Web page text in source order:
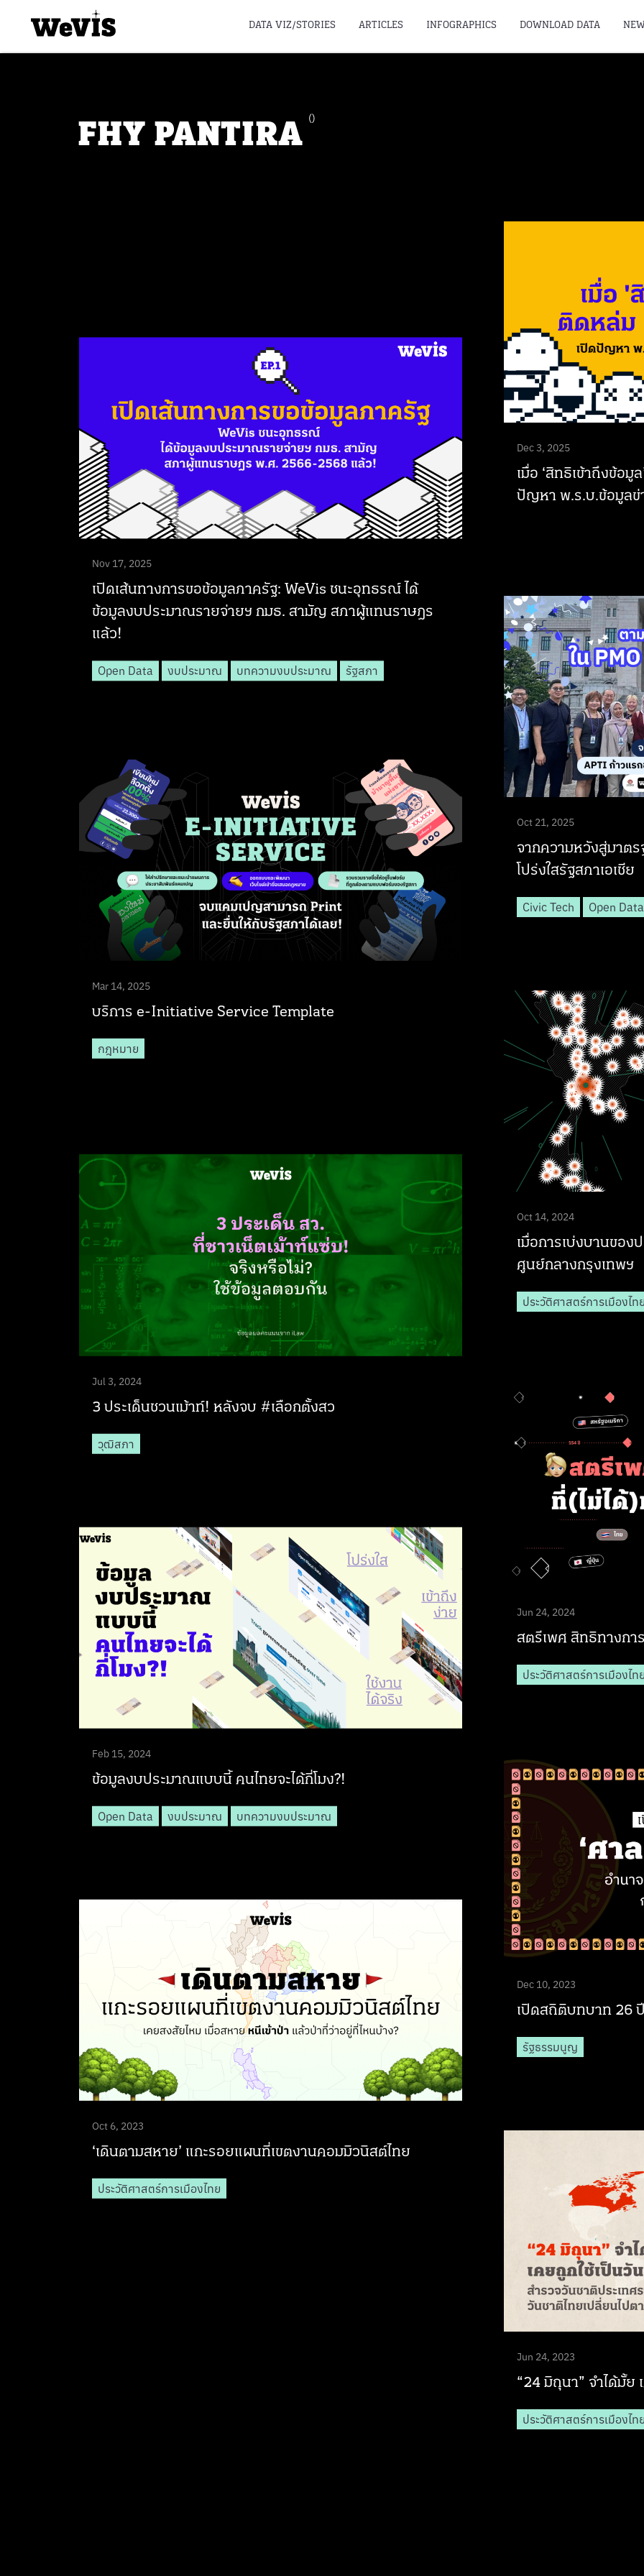
DATA VIZ/STORIES ARTICLES INFOGRAPHICS DOWNLOAD DATA
FHY PANTIRA ()
Dec 3, 2025
เมื่อ ‘สิทธิเข้าถึงข้อ
ปัญหา พ.ร.บ.ข้อมูลข่
Nov 17, 2025
เปิดเส้นทางการขอข้อมูลภาครัฐ: WeVis ชนะอุทธรณ์ ได้
ข้อมูลงบประมาณรายจ่ายฯ กมธ. สามัญ สภาผู้แทนราษฎร
แล้ว!
Open Data งบประมาณ บทความงบประมาณ รัฐสภา
Oct 21, 2025
จากความหวังสู่มาต
โปร่งใสรัฐสภาเอเชีย
Civic Tech Open Data
Mar 14, 2025
บริการ e-Initiative Service Template
กฎหมาย
Oct 14, 2024
เมื่อการเบ่งบานของ
ศูนย์กลางกรุงเทพฯ
ประวัติศาสตร์การเมืองไท
Jul 3, 2024
3 ประเด็นชวนเม้าท์! หลังจบ #เลือกตั้งสว
วุฒิสภา
Jun 24, 2024
สตรีเพศ สิทธิทางกา
ประวัติศาสตร์การเมืองไท
Feb 15, 2024
ข้อมูลงบประมาณแบบนี้ คนไทยจะได้กี่โมง?!
Open Data งบประมาณ บทความงบประมาณ
Dec 10, 2023
เปิดสถิติบทบาท 26
รัฐธรรมนูญ
Oct 6, 2023
‘เดินตามสหาย’ แกะรอยแผนที่เขตงานคอมมิวนิสต์ไทย
ประวัติศาสตร์การเมืองไทย
Jun 24, 2023
“24 มิถุนา” จำได้มั้ย
ประวัติศาสตร์การเมืองไท